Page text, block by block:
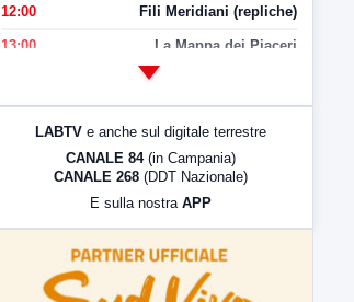
12:00 Fili Meridiani (repliche)
13:00 La Mappa dei Piaceri
LabNews (Diretta)
LabNews (replica)
LABTV e anche sul digitale terrestre
CANALE 84 (in Campania)
CANALE 268 (DDT Nazionale)
E sulla nostra APP